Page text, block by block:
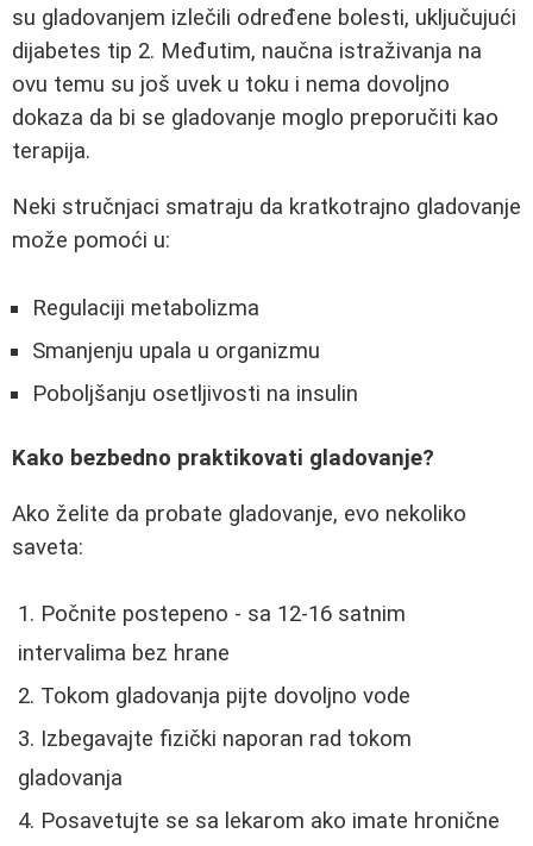
su gladovanjem izlečili određene bolesti, uključujući
dijabetes tip 2. Međutim, naučna istraživanja na
ovu temu su još uvek u toku i nema dovoljno
dokaza da bi se gladovanje moglo preporučiti kao
terapija.
Neki stručnjaci smatraju da kratkotrajno gladovanje
može pomoći u:
Regulaciji metabolizma
Smanjenju upala u organizmu
Poboljšanju osetljivosti na insulin
Kako bezbedno praktikovati gladovanje?
Ako želite da probate gladovanje, evo nekoliko
saveta:
Počnite postepeno - sa 12-16 satnim
intervalima bez hrane
Tokom gladovanja pijte dovoljno vode
Izbegavajte fizički naporan rad tokom
gladovanja
Posavetujte se sa lekarom ako imate hronične